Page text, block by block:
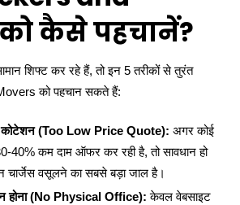
कैसे पहचानें?
शिफ्ट कर रहे हैं, तो इन 5 तरीकों से तुरंत
को पहचान सकते हैं:
कोटेशन (Too Low Price Quote): अगर कोई
40% कम दाम ऑफर कर रही है, तो सावधान हो
चार्जेस वसूलने का सबसे बड़ा जाल है।
होना (No Physical Office): केवल वेबसाइट